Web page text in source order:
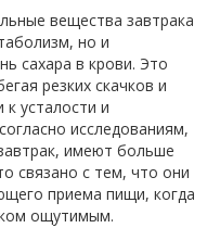
вещества завтрака
но и
сахара в крови. Это
резких скачков и
усталости и
исследованиям,
имеют больше
связано с тем, что они
приема пищи, когда
ощутимым.